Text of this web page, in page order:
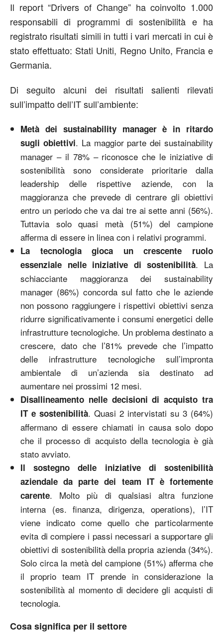
Il report “Drivers of Change” ha coinvolto 1.000
responsabili di programmi di sostenibilità e ha
registrato risultati simili in tutti i vari mercati in cui è
stato effettuato: Stati Uniti, Regno Unito, Francia e
Germania.
Di seguito alcuni dei risultati salienti rilevati
sull’impatto dell’IT sull’ambiente:
Metà dei sustainability manager è in ritardo
sugli obiettivi. La maggior parte dei sustainability
manager – il 78% – riconosce che le iniziative di
sostenibilità sono considerate prioritarie dalla
leadership delle rispettive aziende, con la
maggioranza che prevede di centrare gli obiettivi
entro un periodo che va dai tre ai sette anni (56%).
Tuttavia solo quasi metà (51%) del campione
afferma di essere in linea con i relativi programmi.
La tecnologia gioca un crescente ruolo
essenziale nelle iniziative di sostenibilità. La
schiacciante maggioranza dei sustainability
manager (86%) concorda sul fatto che le aziende
non possono raggiungere i rispettivi obiettivi senza
ridurre significativamente i consumi energetici delle
infrastrutture tecnologiche. Un problema destinato a
crescere, dato che l’81% prevede che l’impatto
delle infrastrutture tecnologiche sull’impronta
ambientale di un’azienda sia destinato ad
aumentare nei prossimi 12 mesi.
Disallineamento nelle decisioni di acquisto tra
IT e sostenibilità. Quasi 2 intervistati su 3 (64%)
affermano di essere chiamati in causa solo dopo
che il processo di acquisto della tecnologia è già
stato avviato.
Il sostegno delle iniziative di sostenibilità
aziendale da parte dei team IT è fortemente
carente. Molto più di qualsiasi altra funzione
interna (es. finanza, dirigenza, operations), l’IT
viene indicato come quello che particolarmente
evita di compiere i passi necessari a supportare gli
obiettivi di sostenibilità della propria azienda (34%).
Solo circa la metà del campione (51%) afferma che
il proprio team IT prende in considerazione la
sostenibilità al momento di decidere gli acquisti di
tecnologia.
Cosa significa per il settore